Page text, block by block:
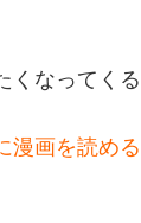
なってくる
漫画を読め